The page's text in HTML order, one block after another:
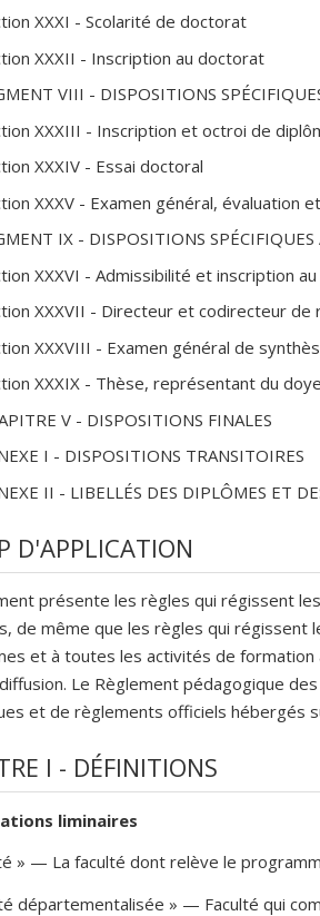
XXXI - Scolarité de doctorat
XXXII - Inscription au doctorat
VIII - DISPOSITIONS
XXXIII - Inscription et octroi de
XXXIV - Essai doctoral
XXXV - Examen général, évaluation
IX - DISPOSITIONS
XXXVI - Admissibilité et inscription
XXXVII - Directeur et codirecteur de
XXXVIII - Examen général de
XXXIX - Thèse, représentant du
V - DISPOSITIONS FINALES
I - DISPOSITIONS TRANSITOIRES
II - LIBELLÉS DES DIPLÔMES ET
D'APPLICATION
présente les règles qui régissent
de même que les règles qui régissent
et à toutes les activités de
Le Règlement pédagogique
et de règlements officiels hébergés
I - DÉFINITIONS
liminaires
» — La faculté dont relève le
départementalisée » — Faculté qui